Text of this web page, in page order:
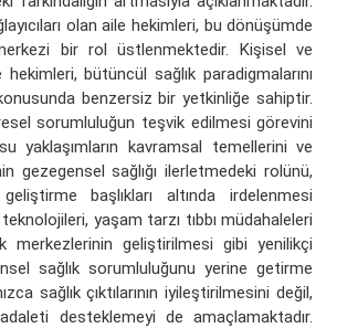
olan aile hekimleri, bu dönüşümde
bir rol üstlenmektedir. Kişisel ve
bütüncül sağlık paradigmalarını
benzersiz bir yetkinliğe sahiptir.
sorumluluğun teşvik edilmesi görevini
yaklaşımların kavramsal temellerini ve
gezegensel sağlığı ilerletmedeki rolünü,
başlıkları altında irdelenmesi
yaşam tarzı tıbbı müdahaleleri
merkezlerinin geliştirilmesi gibi yenilikçi
sağlık sorumluluğunu yerine getirme
sağlık çıktılarının iyileştirilmesini değil,
desteklemeyi de amaçlamaktadır.